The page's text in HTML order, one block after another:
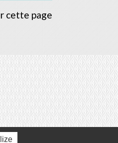
cette page